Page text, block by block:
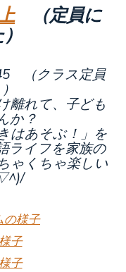
（定員に
（クラス定員
離れて、子ども
か？
はあそぶ！」を
ライフを家族の
ゃくちゃ楽しい
の様子
子
子